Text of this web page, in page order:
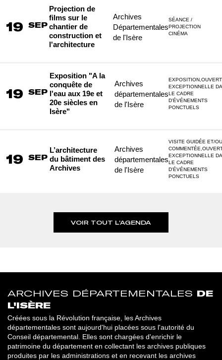
Projection de
films sur le
chantier de
construction et
l'architecture
19 SEP
Archives
Départementales
de l'Isère
SÉANCE /
PROJECTION
CINÉMA
Exposition "A la
conquête de
l'eau aux 19e et
20e siècles en
Isère"
19 SEP
Archives
départementales
de l'Isère
EXCEPTIONNELLE
LE CADRE
D'ÉVÉNEMENTS
PONCTUELS
L’architecture
du bâtiment des
Archives
19 SEP
Archives
départementales
de l'Isère
VISITE GUIDÉE ET/OU
EXCEPTIONNELLE
LE CADRE
D'ÉVÉNEMENTS
PONCTUELS
VOIR TOUT L'AGENDA
ARCHIVES DÉPARTEMENTALES DE
L'ISÈRE
Créées sous la Révolution française, les Archives
départementales sont aujourd'hui placées sous l'autorité du
Conseil départemental. Elles sont chargées d'enrichir le
patrimoine du département en collectant les archives publiques
produites par les administrations et en recevant les archives